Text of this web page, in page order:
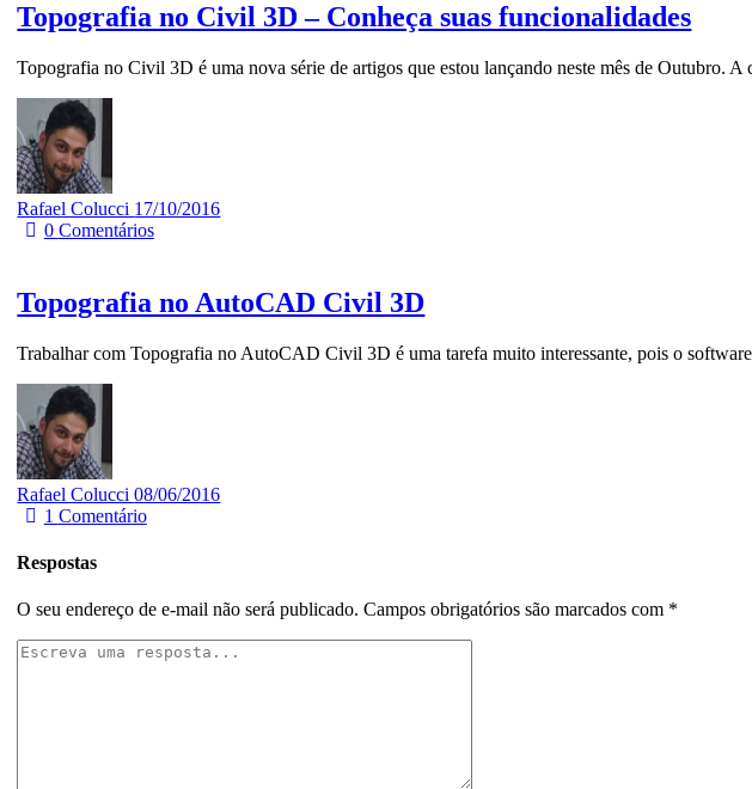
Topografia no Civil 3D – Conheça suas funcionalidades
Topografia no Civil 3D é uma nova série de artigos que estou lançando neste mês de Outubro.
Rafael Colucci 17/10/2016
0 Comentários
Topografia no AutoCAD Civil 3D
Trabalhar com Topografia no AutoCAD Civil 3D é uma tarefa muito interessante, pois o
Rafael Colucci08/06/2016
1 Comentário
Respostas
O seu endereço de e-mail não será publicado. Campos obrigatórios são marcados com *